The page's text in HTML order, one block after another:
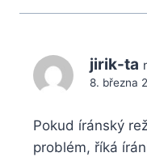
jirik-ta
8. března
Pokud íránský
problém, říká